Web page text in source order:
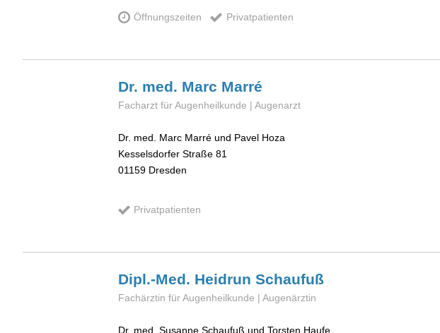
Öffnungszeiten Privatpatienten
Dr. med. Marc Marré
Facharzt für Augenheilkunde | Augenarzt
Dr. med. Marc Marré und Pavel Hoza
Kesselsdorfer Straße 81
01159 Dresden
Privatpatienten
Dipl.-Med. Heidrun Schaufuß
Fachärztin für Augenheilkunde | Augenärztin
Dr. med. Susanne Schaufuß und Torsten Haufe